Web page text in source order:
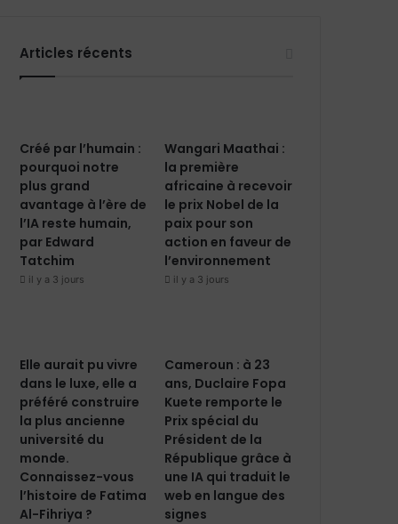
Articles récents
Créé par l’humain :
pourquoi notre
plus grand
avantage à l’ère de
l’IA reste humain,
par Edward
Tatchim
il y a 3 jours
Wangari Maathai :
la première
africaine à recevoir
le prix Nobel de la
paix pour son
action en faveur de
l’environnement
il y a 3 jours
Elle aurait pu vivre
dans le luxe, elle a
préféré construire
la plus ancienne
université du
monde.
Connaissez-vous
l’histoire de Fatima
Al-Fihriya ?
Cameroun : à 23
ans, Duclaire Fopa
Kuete remporte le
Prix spécial du
Président de la
République grâce à
une IA qui traduit le
web en langue des
signes